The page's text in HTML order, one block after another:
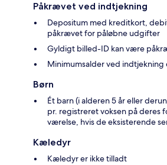
Påkrævet ved indtjekning
Depositum med kreditkort,
påkrævet for påløbne udgifter
Gyldigt billed-ID kan være
Minimumsalder ved indtjekning
Børn
Ét barn (i alderen 5 år eller
pr. registreret voksen på
værelse, hvis de eksisterende
Kæledyr
Kæledyr er ikke tilladt